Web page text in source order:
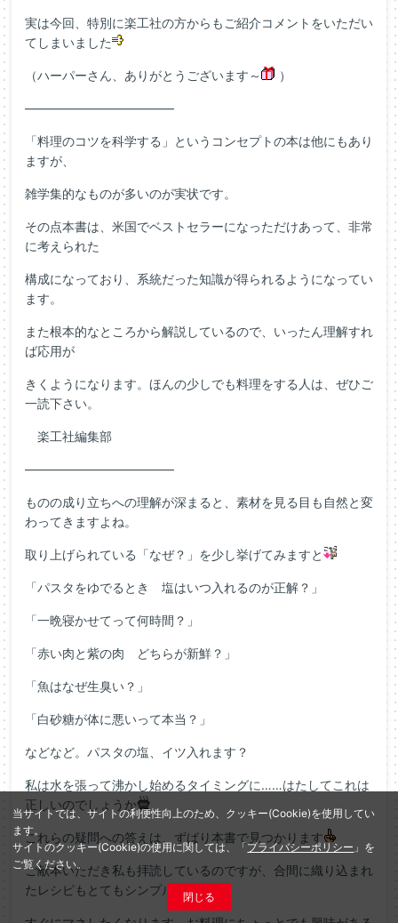
当サイトでは、サイトの利便性向上のため、クッキー(Cookie)を使用してい
ます。
サイトのクッキー(Cookie)の使用に関しては、「プライバシーポリシー 」を
ご覧ください。
閉じる
実は今回、特別に楽工社の方からもご紹介コメントをいただい
てしまいました
（ハーパーさん、ありがとうございます～ ）
――――――――――――
「料理のコツを科学する」というコンセプトの本は他にもあり
ますが、
雑学集的なものが多いのが実状です。
その点本書は、米国でベストセラーになっただけあって、非常
に考えられた
構成になっており、系統だった知識が得られるようになってい
ます。
また根本的なところから解説しているので、いったん理解すれ
ば応用が
きくようになります。ほんの少しでも料理をする人は、ぜひご
一読下さい。
楽工社編集部
――――――――――――
ものの成り立ちへの理解が深まると、素材を見る目も自然と変
わってきますよね。
取り上げられている「なぜ？」を少し挙げてみますと
「パスタをゆでるとき 塩はいつ入れるのが正解？」
「一晩寝かせてって何時間？」
「赤い肉と紫の肉 どちらが新鮮？」
「魚はなぜ生臭い？」
「白砂糖が体に悪いって本当？」
などなど。パスタの塩、イツ入れます？
私は水を張って沸かし始めるタイミングに……はたしてこれは
正しいのでしょうか
これらの疑問への答えは、ずばり本書で見つかります
ご献本いただき私も拝読しているのですが、合間に織り込まれ
たレシピもとてもシンプルで